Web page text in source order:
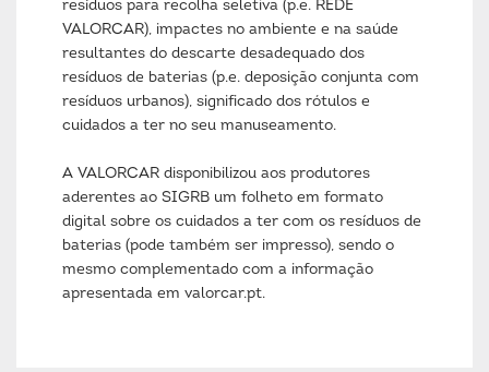
resíduos para recolha seletiva (p.e. REDE
VALORCAR), impactes no ambiente e na saúde
resultantes do descarte desadequado dos
resíduos de baterias (p.e. deposição conjunta com
resíduos urbanos), significado dos rótulos e
cuidados a ter no seu manuseamento.
A VALORCAR disponibilizou aos produtores
aderentes ao SIGRB um folheto em formato
digital sobre os cuidados a ter com os resíduos de
baterias (pode também ser impresso), sendo o
mesmo complementado com a informação
apresentada em valorcar.pt.